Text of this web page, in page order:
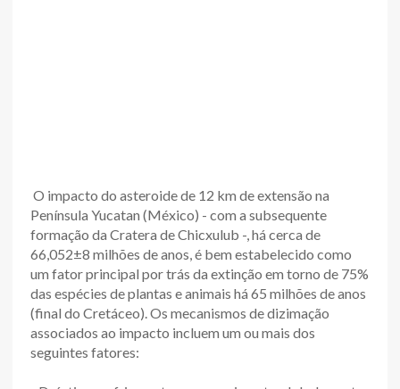
O impacto do asteroide de 12 km de extensão na
Península Yucatan (México) - com a subsequente
formação da Cratera de Chicxulub -, há cerca de
66,052±8 milhões de anos, é bem estabelecido como
um fator principal por trás da extinção em torno de 75%
das espécies de plantas e animais há 65 milhões de anos
(final do Cretáceo). Os mecanismos de dizimação
associados ao impacto incluem um ou mais dos
seguintes fatores: